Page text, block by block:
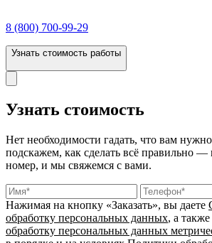
8 (800) 700-99-29
Узнать стоимость работы
Узнать стоимость
Нет необходимости гадать, что вам
подскажем, как сделать всё правильно —
номер, и мы свяжемся с вами.
Нажимая на кнопку «Заказать», вы даете
обработку персональных данных, а также
обработку персональных данных